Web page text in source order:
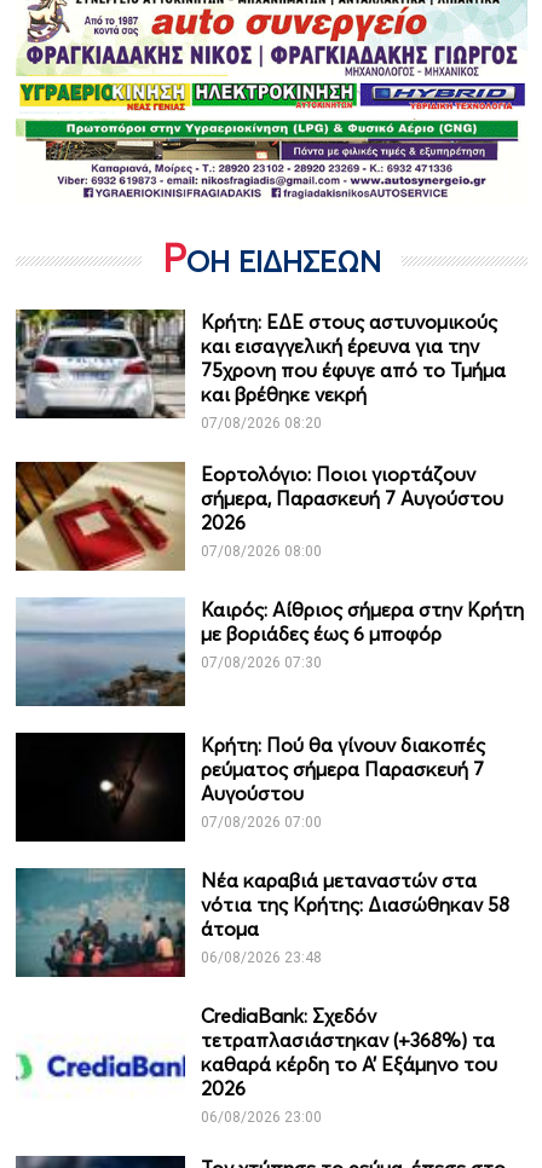
ΡΟΗ ΕΙΔΗΣΕΩΝ
Κρήτη: ΕΔΕ στους αστυνομικούς
και εισαγγελική έρευνα για την
75χρονη που έφυγε από το Τμήμα
και βρέθηκε νεκρή
07/08/2026 08:20
Εορτολόγιο: Ποιοι γιορτάζουν
σήμερα, Παρασκευή 7 Αυγούστου
2026
07/08/2026 08:00
Καιρός: Αίθριος σήμερα στην Κρήτη
με βοριάδες έως 6 μποφόρ
07/08/2026 07:30
Κρήτη: Πού θα γίνουν διακοπές
ρεύματος σήμερα Παρασκευή 7
Αυγούστου
07/08/2026 07:00
Νέα καραβιά μεταναστών στα
νότια της Κρήτης: Διασώθηκαν 58
άτομα
06/08/2026 23:48
CrediaBank: Σχεδόν
τετραπλασιάστηκαν (+368%) τα
καθαρά κέρδη το Α’ Εξάμηνο του
2026
06/08/2026 23:00